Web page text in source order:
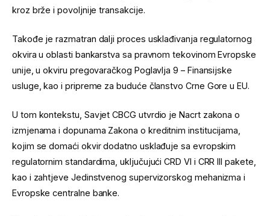
kroz brže i povoljnije transakcije.
Takođe je razmatran dalji proces usklađivanja regulatornog
okvira u oblasti bankarstva sa pravnom tekovinom Evropske
unije, u okviru pregovaračkog Poglavlja 9 – Finansijske
usluge, kao i pripreme za buduće članstvo Crne Gore u EU.
U tom kontekstu, Savjet CBCG utvrdio je Nacrt zakona o
izmjenama i dopunama Zakona o kreditnim institucijama,
kojim se domaći okvir dodatno usklađuje sa evropskim
regulatornim standardima, uključujući CRD VI i CRR III pakete,
kao i zahtjeve Jedinstvenog supervizorskog mehanizma i
Evropske centralne banke.